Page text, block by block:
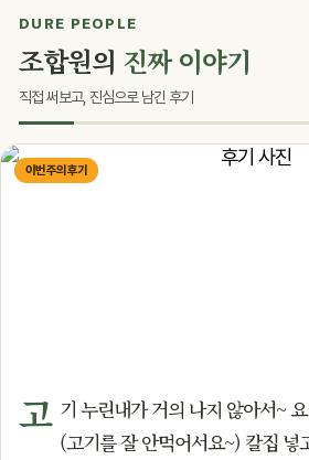
DURE PEOPLE
조합원의 진짜 이야기
직접 써보고, 진심으로 남긴 후기
이번 주의 후기
고 기 누린내가 거의 나지 않아서~
(고기를 잘 안먹어서요~) 칼집 넣